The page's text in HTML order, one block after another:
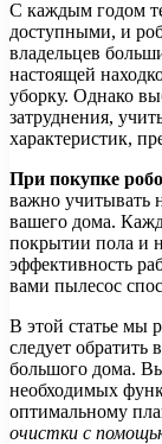
С каждым годом
доступными, и
владельцев
настоящей
уборку. Однако
затруднения,
характеристик,
При покупке
важно учитывать
вашего дома.
покрытии пола и
эффективность
вами пылесос
В этой статье мы
следует
большого дома.
необходимых
оптимальному
очистки с